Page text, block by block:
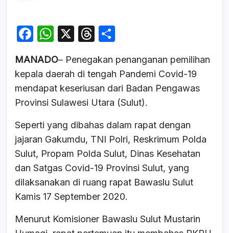
F
c
e
b
o
k
W
at
s
A
p
X
T
e
a
d
ar
e
MANADO– Penegakan penanganan pemilihan
kepala daerah di tengah Pandemi Covid-19
mendapat keseriusan dari Badan Pengawas
Provinsi Sulawesi Utara (Sulut).
Seperti yang dibahas dalam rapat dengan
jajaran Gakumdu, TNI Polri, Reskrimum Polda
Sulut, Propam Polda Sulut, Dinas Kesehatan
dan Satgas Covid-19 Provinsi Sulut, yang
dilaksanakan di ruang rapat Bawaslu Sulut
Kamis 17 September 2020.
Menurut Komisioner Bawaslu Sulut Mustarin